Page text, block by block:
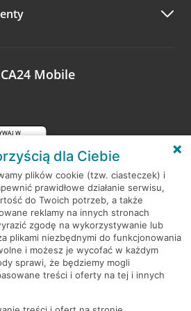
się z nami opinią o wizycie.
Mobile
dla Ciebie
plików cookie (tzw. ciasteczek) i
prawidłowe działanie serwisu,
do Twoich potrzeb, a także
reklamy na innych stronach
zgodę na wykorzystywanie lub
plikami niezbędnymi do funkcjonowania
i możesz je wycofać w każdym
sprawi, że będziemy mogli
treści i oferty na tej i innych